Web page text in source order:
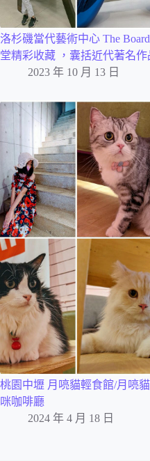
洛杉磯當代藝術中心 The
堂精彩收藏 ，囊括近代著名作
2023 年 10 月 13 日
桃園中壢 月喨貓輕食館/月喨
咪咖啡廳
2024 年 4 月 18 日